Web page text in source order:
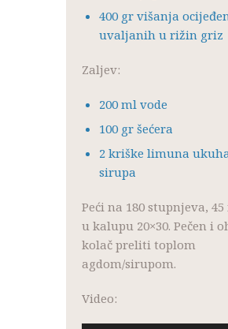
400 gr višanja
uvaljanih u rižin griz
Zaljev:
200 ml vode
100 gr šećera
2 kriške limuna
sirupa
Peći na 180 stupnjeva,
u kalupu 20×30. Pečen i
kolač preliti toplom
agdom/sirupom.
Video: